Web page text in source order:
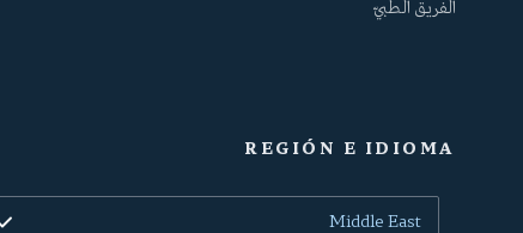
الفريق الطبيّ
REGIÓN E IDIOMA
Middle East